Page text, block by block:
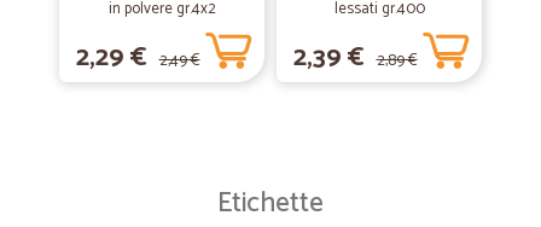
in polvere gr.4x2
2,29 € 2,49 €
lessati gr.400
2,39 € 2,89 €
Etichette